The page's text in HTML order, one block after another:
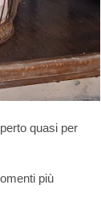
quasi per
più